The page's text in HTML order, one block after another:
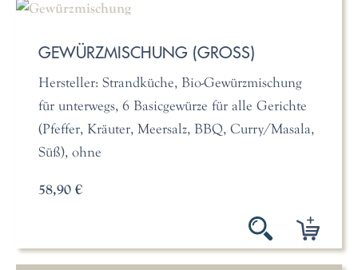
GEWÜRZMISCHUNG (GROSS)
Hersteller: Strandküche, Bio-Gewürzmischung
für unterwegs, 6 Basicgewürze für alle Gerichte
(Pfeffer, Kräuter, Meersalz, BBQ, Curry/Masala,
Süß), ohne
58,90 €